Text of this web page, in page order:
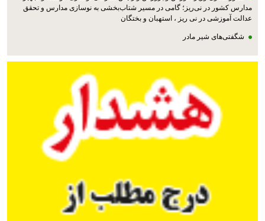
مدارس کشور در نی‌ریز؛ گامی در مسیر شتاب‌بخشی به نوسازی مدارس و تحقق
عدالت آموزشی در نی ریز ، استهبان و بختگان
شگفتی‌های شیر مادر